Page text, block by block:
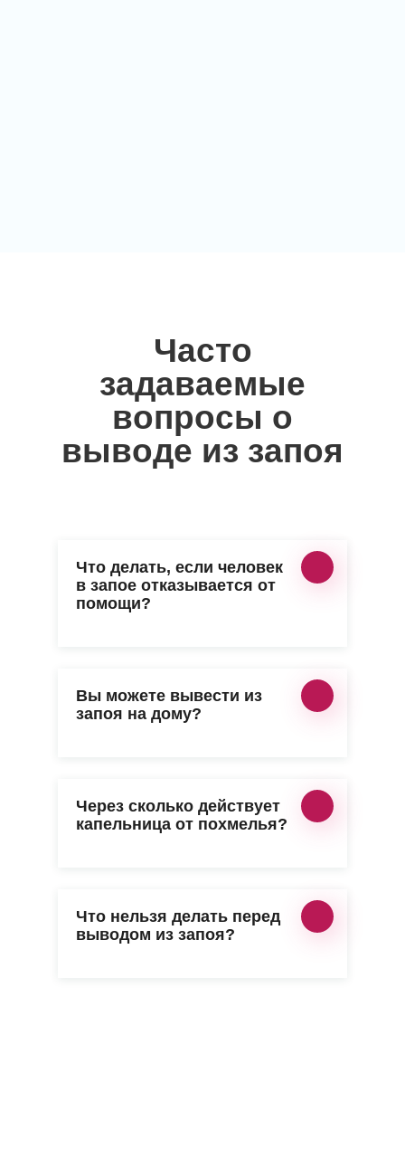
Часто
задаваемые
вопросы о
выводe из запоя
Что делать, если человек
в запое отказывается от
помощи?
Вы можете вывести из
запоя на дому?
Через сколько действует
капельница от похмелья?
Что нельзя делать перед
выводом из запоя?